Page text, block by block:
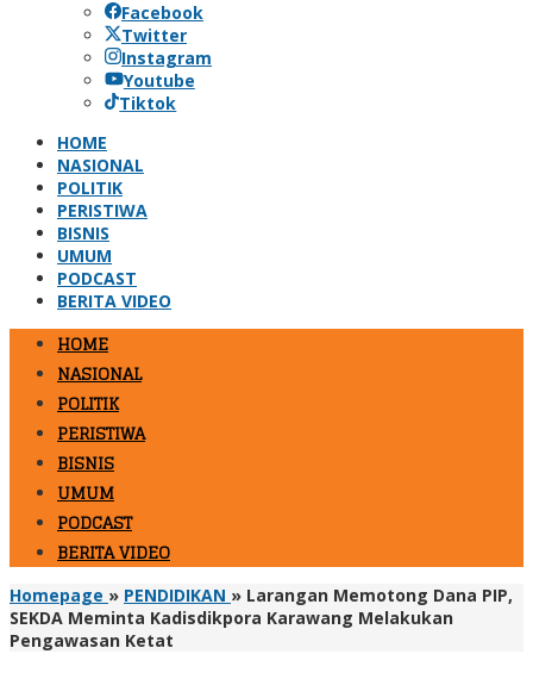
Facebook
Twitter
Instagram
Youtube
Tiktok
HOME
NASIONAL
POLITIK
PERISTIWA
BISNIS
UMUM
PODCAST
BERITA VIDEO
HOME
NASIONAL
POLITIK
PERISTIWA
BISNIS
UMUM
PODCAST
BERITA VIDEO
Homepage » PENDIDIKAN » Larangan Memotong Dana PIP,
SEKDA Meminta Kadisdikpora Karawang Melakukan
Pengawasan Ketat